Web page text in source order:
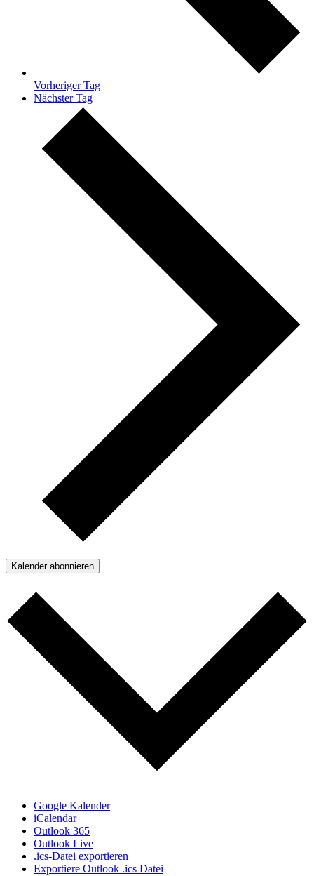
Vorheriger Tag
Nächster Tag
Kalender abonnieren
Google Kalender
iCalendar
Outlook 365
Outlook Live
.ics-Datei exportieren
Exportiere Outlook .ics Datei